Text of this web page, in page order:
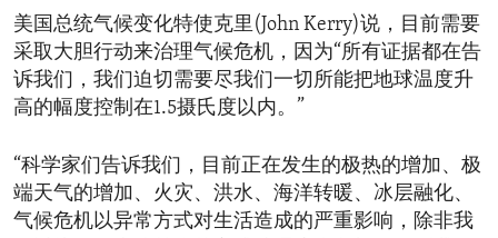
美国总统气候变化特使克里(John Kerry)说，目前需要
采取大胆行动来治理气候危机，因为“所有证据都在告
诉我们，我们迫切需要尽我们一切所能把地球温度升
高的幅度控制在1.5摄氏度以内。”
“科学家们告诉我们，目前正在发生的极热的增加、极
端天气的增加、火灾、洪水、海洋转暖、冰层融化、
气候危机以异常方式对生活造成的严重影响，除非我